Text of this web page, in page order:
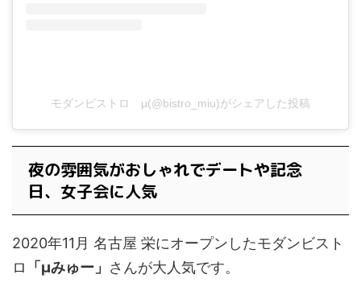
モダンビストロ μ(@bistro_miu)がシェアした投稿
夜の雰囲気がおしゃれでデートや記念
日、女子会に人気
2020年11月 名古屋 栄にオープンしたモダンビスト
ロ
「μみゅー」 さんが大人気です。